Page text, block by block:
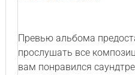
Превью альбома
прослушать все
вам понравился